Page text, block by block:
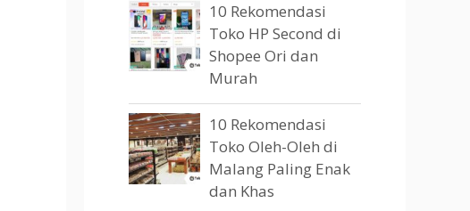
10 Rekomendasi
Toko HP Second di
Shopee Ori dan
Murah
10 Rekomendasi
Toko Oleh-Oleh di
Malang Paling Enak
dan Khas